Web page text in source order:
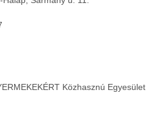
Közhasznú Egyesület